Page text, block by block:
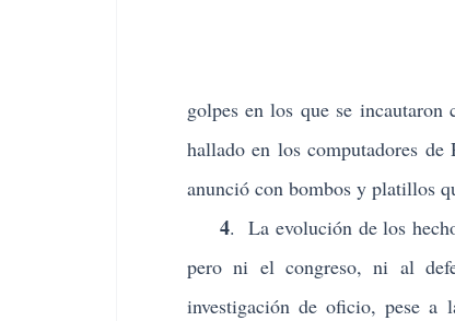
golpes en los que se
hallado en los computadores
anunció con bombos y platillos
4. La evolución de los
pero ni el congreso, ni al
investigación de oficio, pese a